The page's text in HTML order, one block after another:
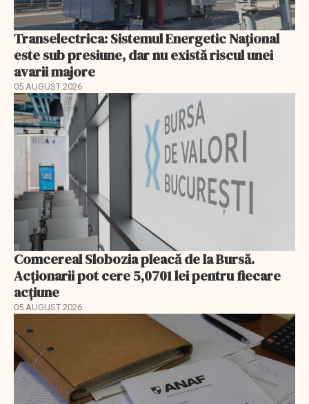
Transelectrica: Sistemul Energetic Național
este sub presiune, dar nu există riscul unei
avarii majore
05 AUGUST 2026
Comcereal Slobozia pleacă de la Bursă.
Acționarii pot cere 5,0701 lei pentru fiecare
acțiune
05 AUGUST 2026